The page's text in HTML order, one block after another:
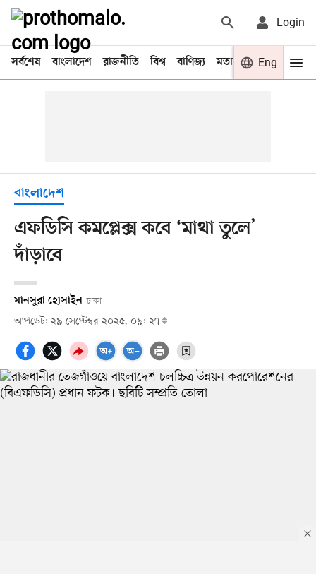
Login
সর্বশেষ বাংলাদেশ রাজনীতি বিশ্ব বাণিজ্য মতামত খেলা
Eng
বাংলাদেশ
এফডিসি কমপ্লেক্স কবে ‘মাথা তুলে’
দাঁড়াবে
মানসুরা হোসাইন ঢাকা
আপডেট: ২৯ সেপ্টেম্বর ২০২৫, ০৯: ২৭